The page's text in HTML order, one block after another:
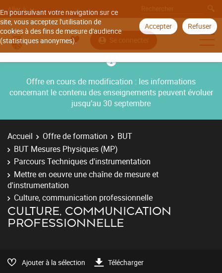
En poursuivant votre navigation sur ce
site, vous acceptez l'utilisation de
cookies à des fins de mesure d'audience
(statistiques anonymes).
Accepter Refuser
Aller à
Se connecter
Offre en cours de modification : les informations
concernant le contenu des enseignements peuvent évoluer
jusqu’au 30 septembre
Accueil Offre de formation
BUT
BUT Mesures Physiques (MP)
Parcours Techniques d'instrumentation
Mettre en oeuvre une chaîne de mesure et
d'instrumentation
Culture, communication professionnelle
CULTURE, COMMUNICATION
PROFESSIONNELLE
Ajouter à la sélection Télécharger